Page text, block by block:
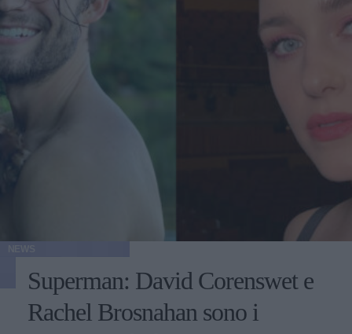
Superman: David Corenswet e
Rachel Brosnahan sono i